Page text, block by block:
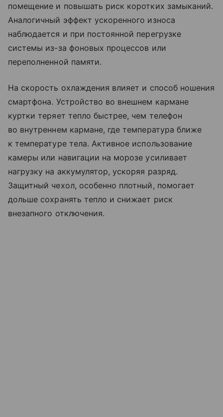
помещение и повышать риск коротких замыканий.
Аналогичный эффект ускоренного износа
наблюдается и при постоянной перегрузке
системы из-за фоновых процессов или
переполненной памяти.
На скорость охлаждения влияет и способ ношения
смартфона. Устройство во внешнем кармане
куртки теряет тепло быстрее, чем телефон
во внутреннем кармане, где температура ближе
к температуре тела. Активное использование
камеры или навигации на морозе усиливает
нагрузку на аккумулятор, ускоряя разряд.
Защитный чехол, особенно плотный, помогает
дольше сохранять тепло и снижает риск
внезапного отключения.